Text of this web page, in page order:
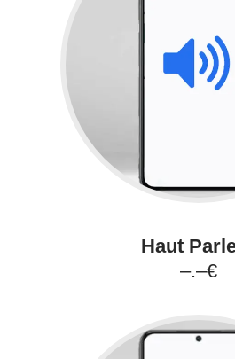
Haut
–.–€